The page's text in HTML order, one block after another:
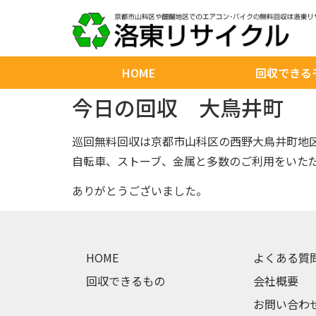
HOME 回収できる
今日の回収 大鳥井町
巡回無料回収は京都市山科区の西野大鳥井町地
自転車、ストーブ、金属と多数のご利用をいた
ありがとうございました。
HOME
回収できるもの
よくある質
会社概要
お問い合わ